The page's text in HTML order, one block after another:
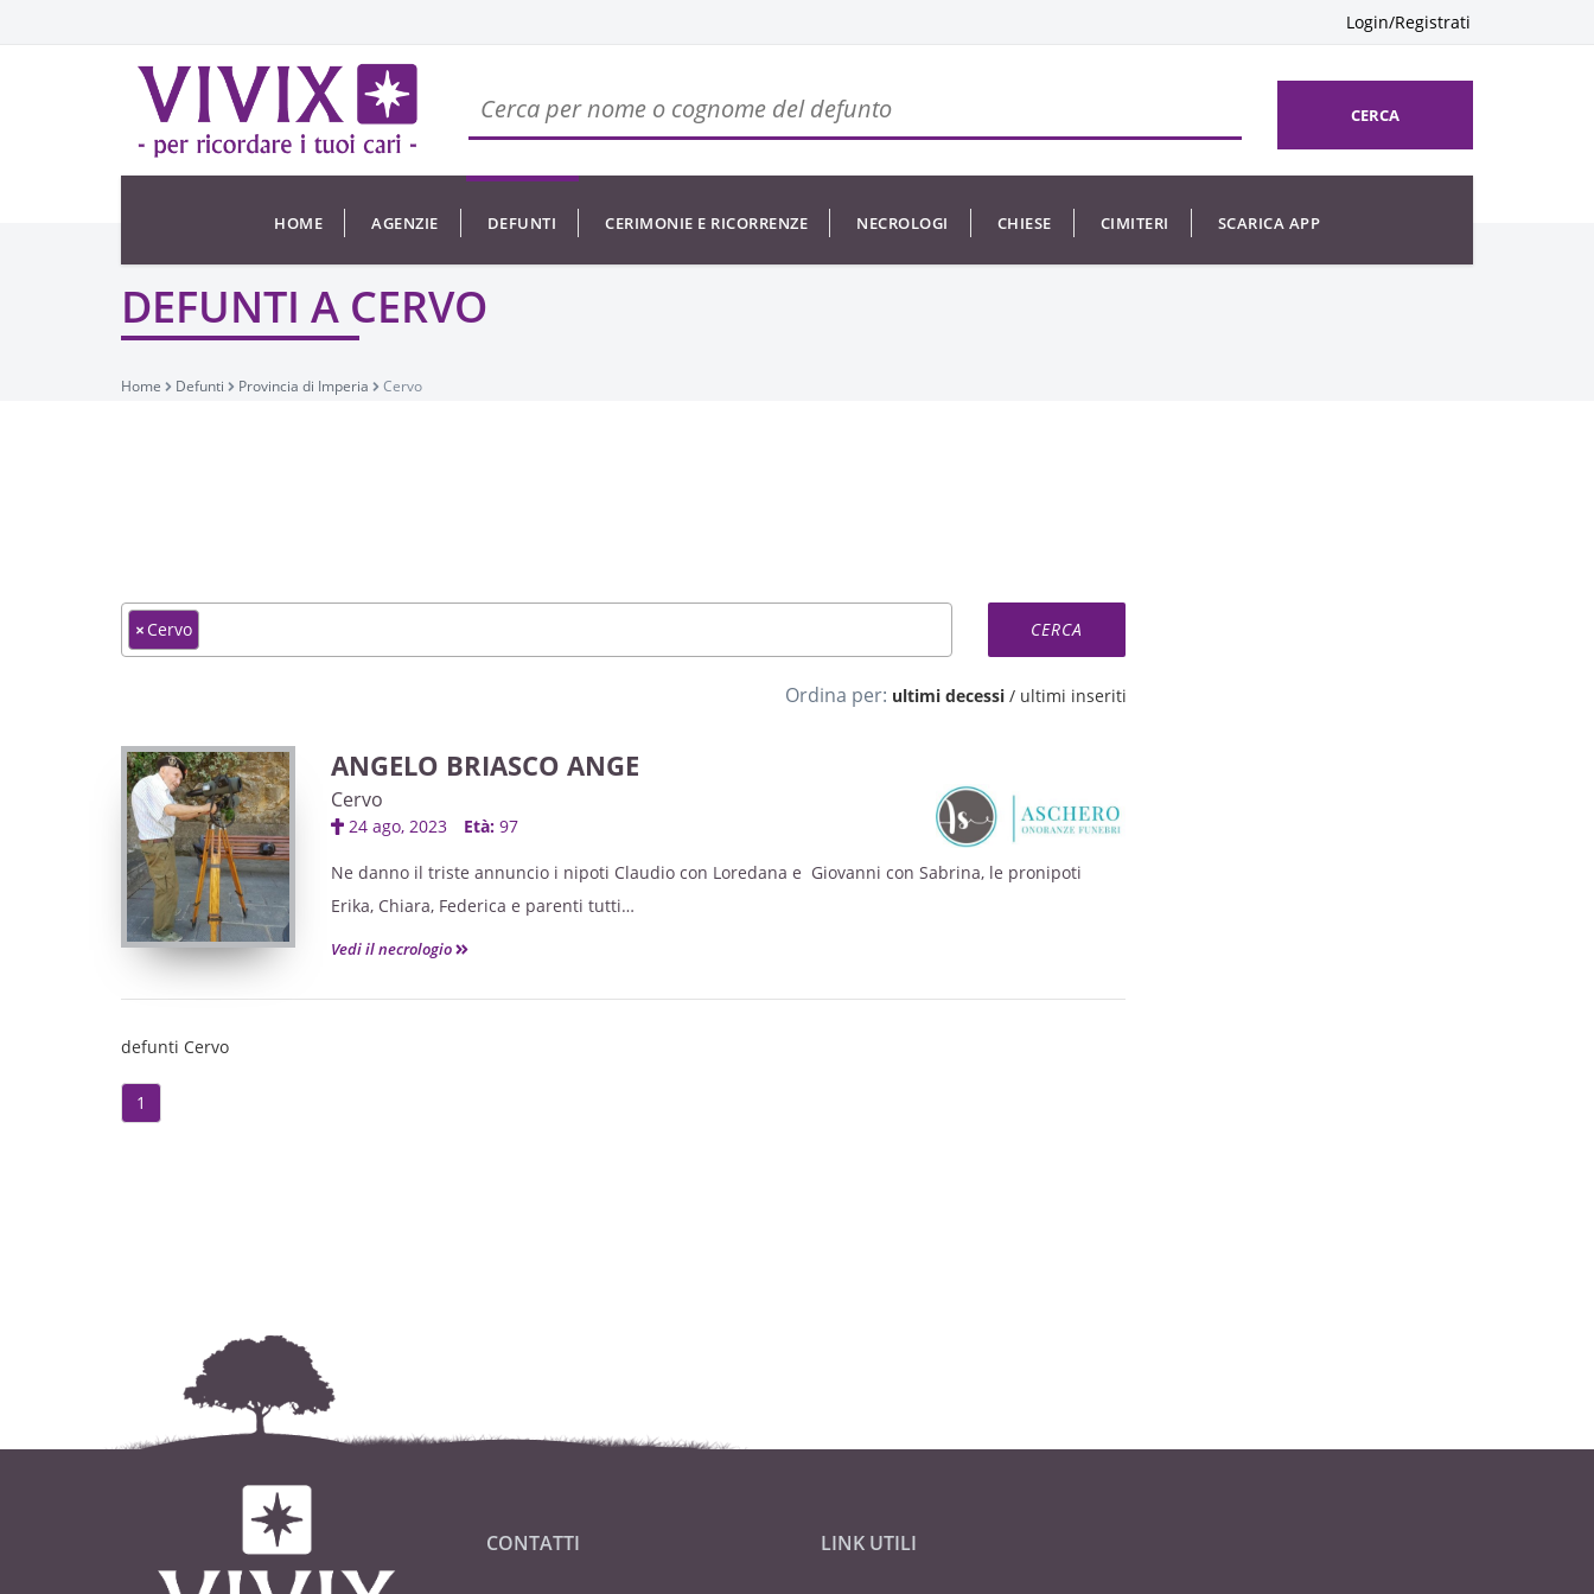
Login/Registrati
CERCA
HOME AGENZIE DEFUNTI CERIMONIE E RICORRENZE NECROLOGI CHIESE CIMITERI SCARICA APP
DEFUNTI A CERVO
Home Defunti Provincia di Imperia Cervo
×Cervo
Ordina per: ultimi decessi/ ultimi inseriti
ANGELO BRIASCO ANGE
Cervo
24 ago, 2023 Età:97
Ne danno il triste annuncio i nipoti Claudio con Loredana e Giovanni con Sabrina, le pronipoti
Erika, Chiara, Federica e parenti tutti
I funerali saranno celebrati sabato 26 agosto alle ore 16:30 nella CHIESA DI SAN NICOLA - SAN
Vedi il necrologio
defunti Cervo
1
CONTATTI LINK UTILI